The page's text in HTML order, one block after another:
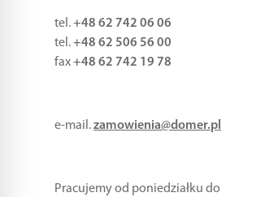
tel.+48 62 742 06 06
tel.+48 62 506 56 00
fax+48 62 742 19 78
e-mail.zamowienia@domer.pl
Pracujemy od poniedziałku do